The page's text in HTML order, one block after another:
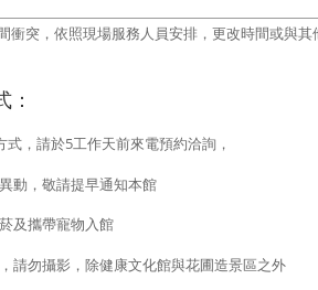
衝突，依照現場服務人員安排，更改時間或與
：
式，請於5工作天前來電預約洽詢 ，
動，敬請提早通知本館
及攜帶寵物入館
請勿攝影，除健康文化館與花圃造景區之外